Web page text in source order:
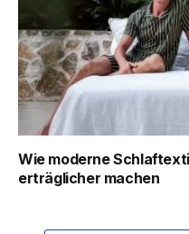
Wie moderne
erträglicher machen